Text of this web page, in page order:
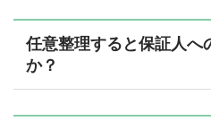
任意整理すると保証人へ
か？